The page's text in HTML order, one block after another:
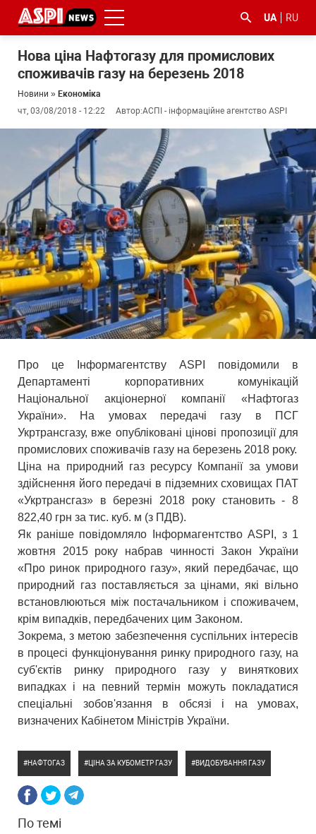
UA RU
Нова ціна Нафтогазу для промислових
споживачів газу на березень 2018
Новини » Економіка
чт, 03/08/2018 - 12:22
Автор:АСПІ - інформаційне агентство ASPI
Про це Інформагентству ASPI повідомили в
Департаменті корпоративних комунікацій
Національної акціонерної компанії «Нафтогаз
України». На умовах передачі газу в ПСГ
Укртрансгазу, вже опубліковані цінові пропозиції для
промислових споживачів газу на березень 2018 року.
Ціна на природний газ ресурсу Компанії за умови
здійснення його передачі в підземних сховищах ПАТ
«Укртрансгаз» в березні 2018 року становить - 8
822,40 грн за тис. куб. м (з ПДВ).
Як раніше повідомляло Інформагентство ASPI, з 1
жовтня 2015 року набрав чинності Закон України
«Про ринок природного газу», який передбачає, що
природний газ поставляється за цінами, які вільно
встановлюються між постачальником і споживачем,
крім випадків, передбачених цим Законом.
Зокрема, з метою забезпечення суспільних інтересів
в процесі функціонування ринку природного газу, на
суб'єктів ринку природного газу у виняткових
випадках і на певний термін можуть покладатися
спеціальні зобов'язання в обсязі і на умовах,
визначених Кабінетом Міністрів України.
НАФТОГАЗ ЦІНА ЗА КУБОМЕТР ГАЗУ ВИДОБУВАННЯ ГАЗУ
По темі
#боротьба
з
корупцією
#Київ #коронавірус